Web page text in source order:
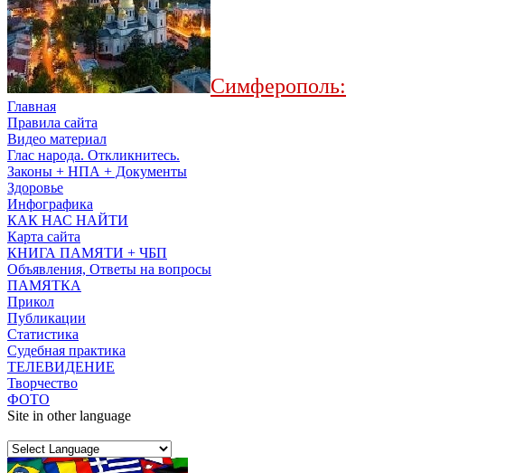
Симферополь:
Главная
Правила сайта
Видео материал
Глас народа. Откликнитесь.
Законы + НПА + Документы
Здоровье
Инфографика
КАК НАС НАЙТИ
Карта сайта
КНИГА ПАМЯТИ + ЧБП
Объявления, Ответы на вопросы
ПАМЯТКА
Прикол
Публикации
Статистика
Судебная практика
ТЕЛЕВИДЕНИЕ
Творчество
ФОТО
Site in other language